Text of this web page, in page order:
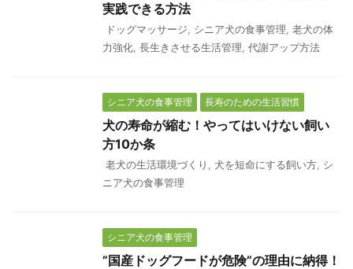
実践できる方法
ドッグマッサージ シニア犬の食事管理 老犬の体
力強化 長生きさせる生活管理 代謝アップ方法
シニア犬の食事管理 長寿のための生活習慣
犬の寿命が縮む！やってはいけない飼い
方10か条
老犬の生活環境づくり 犬を短命にする飼い方 シ
ニア犬の食事管理
シニア犬の食事管理
”国産ドッグフードが危険”の理由に納得！